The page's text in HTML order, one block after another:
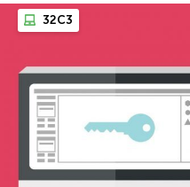
32C3